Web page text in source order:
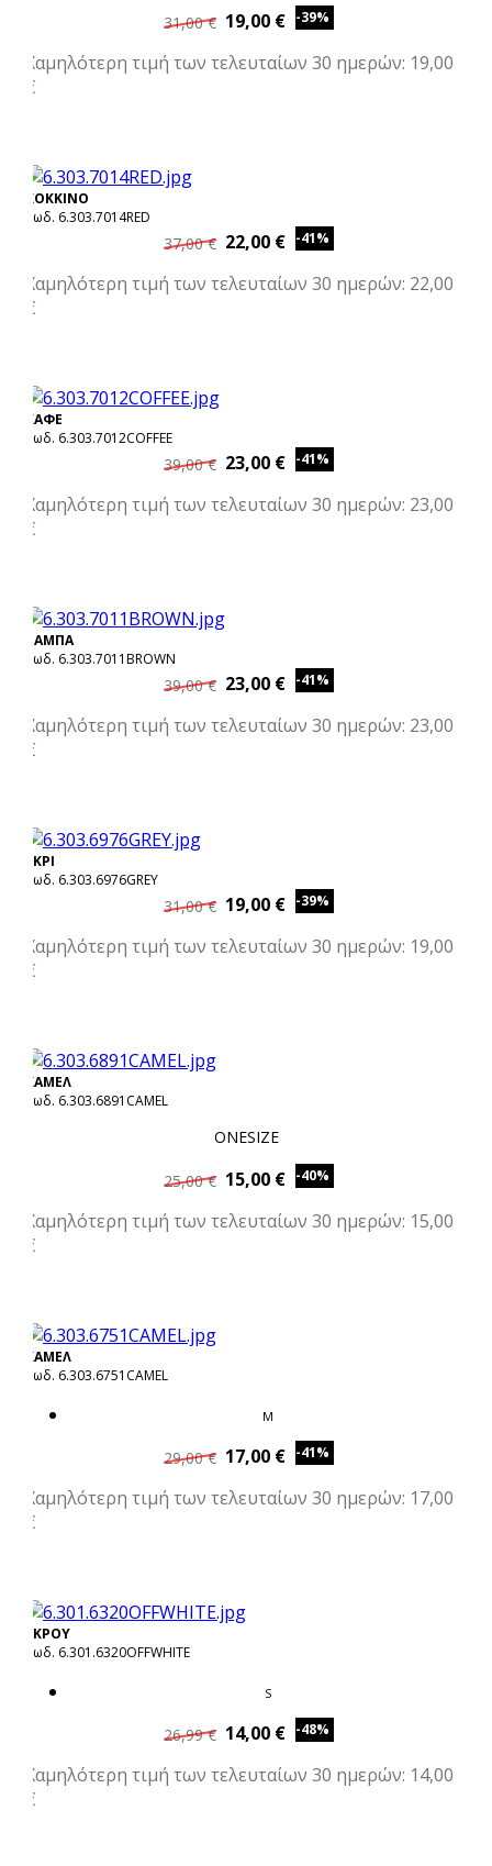
31,00 € 19,00 € -39%
Χαμηλότερη τιμή των τελευταίων 30 ημερών: 19,00
€
ΚΟΚΚΙΝΟ
Κωδ. 6.303.7014RED
37,00 € 22,00 € -41%
Χαμηλότερη τιμή των τελευταίων 30 ημερών: 22,00
€
ΚΑΦΕ
Κωδ. 6.303.7012COFFEE
39,00 € 23,00 € -41%
Χαμηλότερη τιμή των τελευταίων 30 ημερών: 23,00
€
ΤΑΜΠΑ
Κωδ. 6.303.7011BROWN
39,00 € 23,00 € -41%
Χαμηλότερη τιμή των τελευταίων 30 ημερών: 23,00
€
ΓΚΡΙ
Κωδ. 6.303.6976GREY
31,00 € 19,00 € -39%
Χαμηλότερη τιμή των τελευταίων 30 ημερών: 19,00
€
ΚΑΜΕΛ
Κωδ. 6.303.6891CAMEL
ONESIZE
25,00 € 15,00 € -40%
Χαμηλότερη τιμή των τελευταίων 30 ημερών: 15,00
€
ΚΑΜΕΛ
Κωδ. 6.303.6751CAMEL
M
29,00 € 17,00 € -41%
Χαμηλότερη τιμή των τελευταίων 30 ημερών: 17,00
€
ΕΚΡΟΥ
Κωδ. 6.301.6320OFFWHITE
S
26,99 € 14,00 € -48%
Χαμηλότερη τιμή των τελευταίων 30 ημερών: 14,00
€